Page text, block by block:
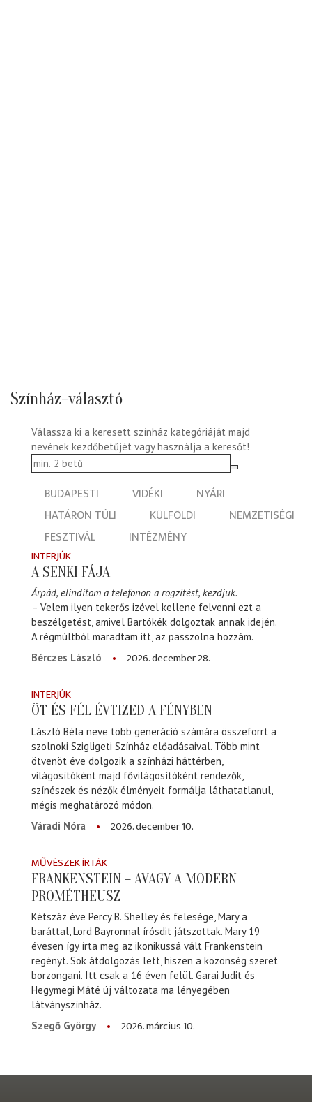
Színház-választó
Válassza ki a keresett színház kategóriáját majd
nevének kezdőbetűjét vagy használja a keresőt!
BUDAPESTI VIDÉKI
NYÁRI
HATÁRON TÚLI
KÜLFÖLDI
NEMZETISÉGI
FESZTIVÁL
INTÉZMÉNY
INTERJÚK
A SENKI FÁJA
Árpád, elindítom a telefonon a rögzítést, kezdjük.
– Velem ilyen tekerős izével kellene felvenni ezt a
beszélgetést, amivel Bartókék dolgoztak annak idején.
A régmúltból maradtam itt, az passzolna hozzám.
Bérczes László
2026. december 28.
INTERJÚK
ÖT ÉS FÉL ÉVTIZED A FÉNYBEN
László Béla neve több generáció számára összeforrt a
szolnoki Szigligeti Színház előadásaival. Több mint
ötvenöt éve dolgozik a színházi háttérben,
világosítóként majd fővilágosítóként rendezők,
színészek és nézők élményeit formálja láthatatlanul,
mégis meghatározó módon.
Váradi Nóra
2026. december 10.
MŰVÉSZEK ÍRTÁK
FRANKENSTEIN – AVAGY A MODERN
PROMÉTHEUSZ
Kétszáz éve Percy B. Shelley és felesége, Mary a
baráttal, Lord Bayronnal írósdit játszottak. Mary 19
évesen így írta meg az ikonikussá vált Frankenstein
regényt. Sok átdolgozás lett, hiszen a közönség szeret
borzongani. Itt csak a 16 éven felül. Garai Judit és
Hegymegi Máté új változata ma lényegében
látványszínház.
Szegő György
2026. március 10.